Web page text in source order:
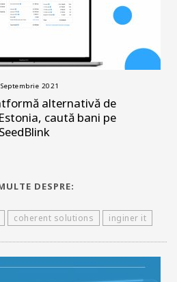
2021
alternativă de
caută bani pe
SeedBlink
DESPRE:
coherent solutions inginer it